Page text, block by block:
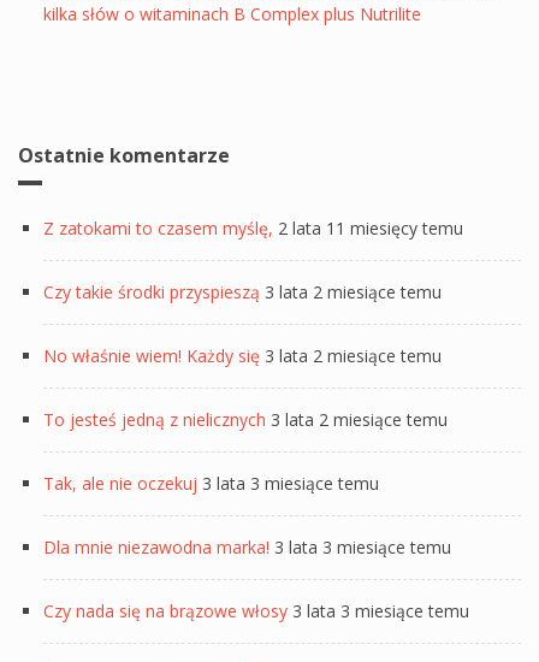
kilka słów o witaminach B Complex plus Nutrilite
Ostatnie komentarze
Z zatokami to czasem myślę, 2 lata 11 miesięcy temu
Czy takie środki przyspieszą 3 lata 2 miesiące temu
No właśnie wiem! Każdy się 3 lata 2 miesiące temu
To jesteś jedną z nielicznych 3 lata 2 miesiące temu
Tak, ale nie oczekuj 3 lata 3 miesiące temu
Dla mnie niezawodna marka! 3 lata 3 miesiące temu
Czy nada się na brązowe włosy 3 lata 3 miesiące temu